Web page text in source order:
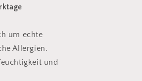
um echte
Allergien.
und